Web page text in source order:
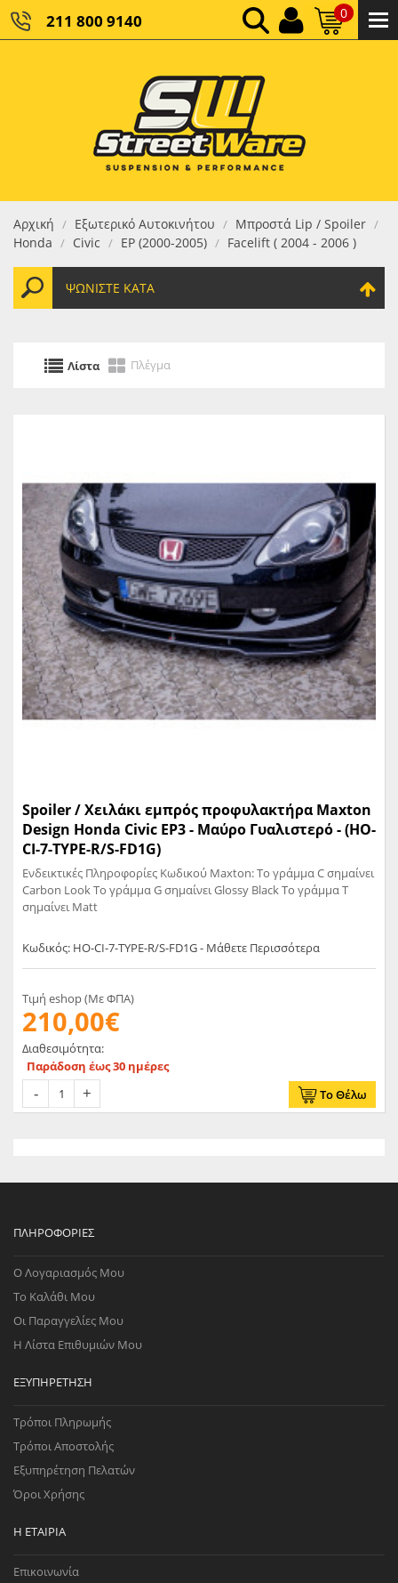
211 800 9140 0
ΚΑΘΑΡΌ ΣΎΝΟΛΟ:
ΤΕΛΙΚΌ ΣΎΝΟΛΟ:0,00 €
Αρχική / Εξωτερικό Αυτοκινήτου / Μπροστά Lip / Spoiler /
Honda / Civic / EP (2000-2005) / Facelift ( 2004 - 2006 )
ΨΩΝΊΣΤΕ ΚΑΤΆ
Λίστα Πλέγμα
Spoiler / Χειλάκι εμπρός προφυλακτήρα Maxton
Design Honda Civic EP3 - Μαύρο Γυαλιστερό - (HO-
CI-7-TYPE-R/S-FD1G)
Ενδεικτικές Πληροφορίες Κωδικού Maxton: Το γράμμα C σημαίνει
Carbon Look Το γράμμα G σημαίνει Glossy Black Το γράμμα T
σημαίνει Matt
Κωδικός: HO-CI-7-TYPE-R/S-FD1G - Μάθετε Περισσότερα
Τιμή eshop (Με ΦΠΑ)
210,00€
Διαθεσιμότητα:
Παράδοση έως 30 ημέρες
Το Θέλω
ΠΛΗΡΟΦΟΡΊΕΣ
Ο Λογαριασμός Μου
Το Καλάθι Μου
Οι Παραγγελίες Μου
Η Λίστα Επιθυμιών Μου
ΕΞΥΠΗΡΈΤΗΣΗ
Τρόποι Πληρωμής
Τρόποι Αποστολής
Εξυπηρέτηση Πελατών
Όροι Χρήσης
Η ΕΤΑΙΡΊΑ
Επικοινωνία